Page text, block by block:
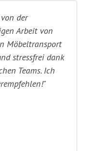
der
Arbeit von
Möbeltransport
stressfrei dank
Teams. Ich